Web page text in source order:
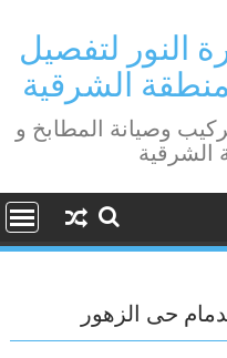
منجرة النور لتفصيل
الشرقية
فك تركيب وصيانة المطابخ و
الشرقية
حى الزهور